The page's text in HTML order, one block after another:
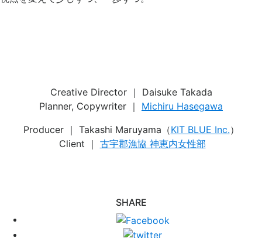
Creative Director ｜ Daisuke Takada
Planner, Copywriter ｜ Michiru Hasegawa
Producer ｜ Takashi Maruyama（KIT BLUE Inc.）
Client ｜ 古宇郡漁協 神恵内女性部
SHARE